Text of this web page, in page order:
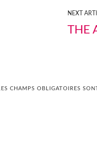
NEXT
THE
LES CHAMPS OBLIGATOIRES